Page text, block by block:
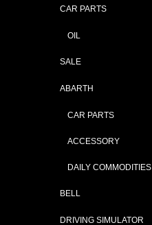
CAR PARTS
OIL
SALE
ABARTH
CAR PARTS
ACCESSORY
DAILY COMMODITIES
BELL
DRIVING SIMULATOR